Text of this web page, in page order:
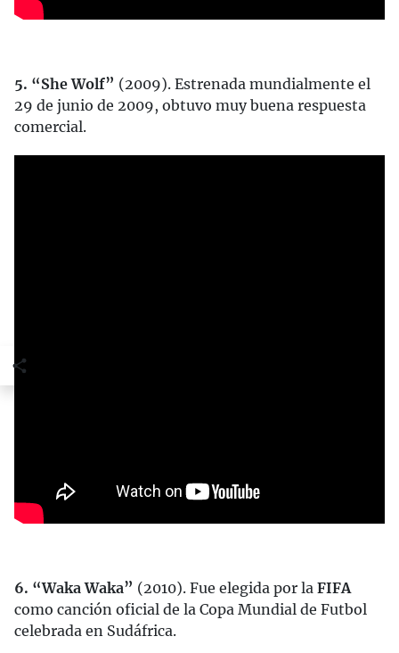
5. “She Wolf” (2009). Estrenada mundialmente el
29 de junio de 2009, obtuvo muy buena respuesta
comercial.
6. “Waka Waka” (2010). Fue elegida por la FIFA
como canción oficial de la Copa Mundial de Futbol
celebrada en Sudáfrica.